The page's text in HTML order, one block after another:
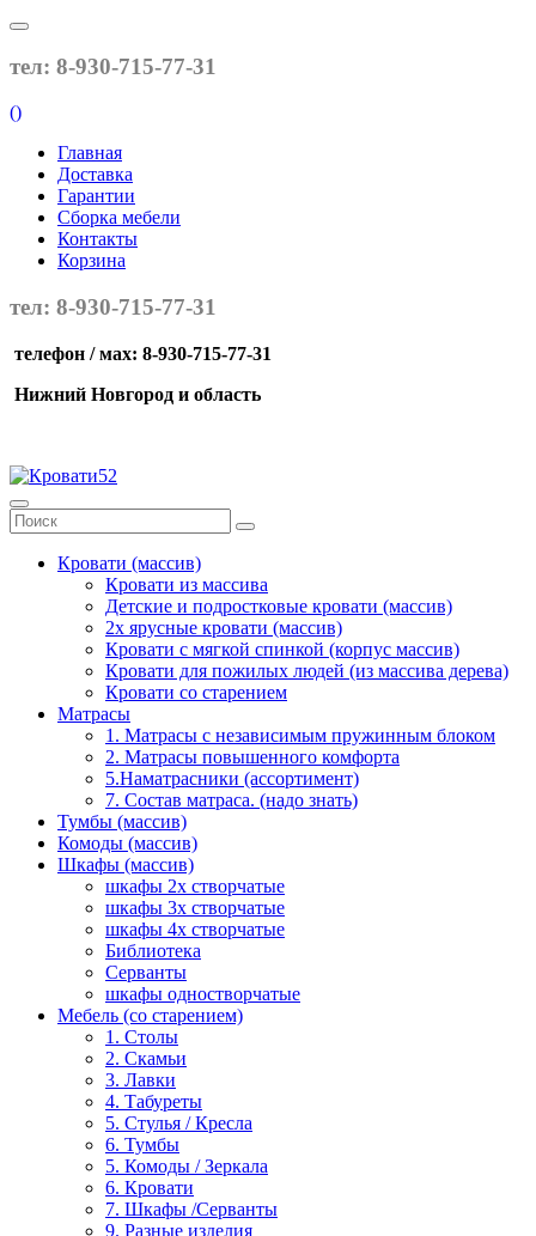
тел: 8-930-715-77-31
()
Главная
Доставка
Гарантии
Сборка мебели
Контакты
Корзина
тел: 8-930-715-77-31
телефон / мах: 8-930-715-77-31
Нижний Новгород и область
Кровати (массив)
Кровати из массива
Детские и подростковые кровати (массив)
2х ярусные кровати (массив)
Кровати с мягкой спинкой (корпус массив)
Кровати для пожилых людей (из массива дерева)
Кровати со старением
Матрасы
1. Матрасы с независимым пружинным блоком
2. Матрасы повышенного комфорта
5.Наматрасники (ассортимент)
7. Состав матраса. (надо знать)
Тумбы (массив)
Комоды (массив)
Шкафы (массив)
шкафы 2х створчатые
шкафы 3х створчатые
шкафы 4х створчатые
Библиотека
Серванты
шкафы одностворчатые
Мебель (со старением)
1. Столы
2. Скамьи
3. Лавки
4. Табуреты
5. Стулья / Кресла
6. Тумбы
5. Комоды / Зеркала
6. Кровати
7. Шкафы /Серванты
9. Разные изделия